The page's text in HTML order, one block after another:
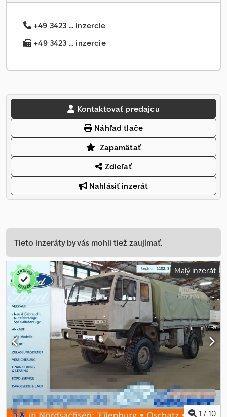
+49 3423 ... inzercie
+49 3423 ... inzercie
Kontaktovať predajcu
Náhľad tlače
Zapamätať
Zdieľať
Nahlásiť inzerát
Tieto inzeráty by vás mohli tiež zaujímať.
Malý inzerát
1 / 10